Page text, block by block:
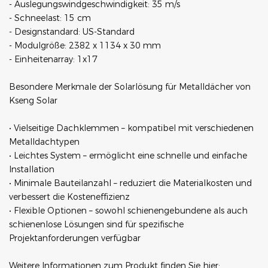
- Auslegungswindgeschwindigkeit: 35 m/s
- Schneelast: 15 cm
- Designstandard: US-Standard
- Modulgröße: 2382 x 1134 x 30 mm
- Einheitenarray: 1x17
Besondere Merkmale der Solarlösung für Metalldächer von
Kseng Solar
• Vielseitige Dachklemmen – kompatibel mit verschiedenen
Metalldachtypen
• Leichtes System – ermöglicht eine schnelle und einfache
Installation
• Minimale Bauteilanzahl – reduziert die Materialkosten und
verbessert die Kosteneffizienz
• Flexible Optionen – sowohl schienengebundene als auch
schienenlose Lösungen sind für spezifische
Projektanforderungen verfügbar
Weitere Informationen zum Produkt finden Sie hier: